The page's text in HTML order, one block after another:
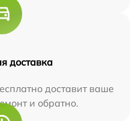
доставка
доставит ваше
и обратно.